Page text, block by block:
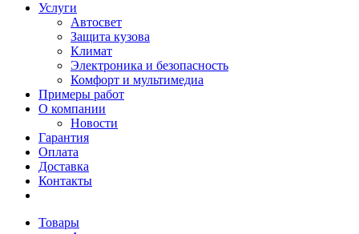
Услуги
Автосвет
Защита кузова
Климат
Электроника и безопасность
Комфорт и мультимедиа
Примеры работ
О компании
Новости
Гарантия
Оплата
Доставка
Контакты
Товары